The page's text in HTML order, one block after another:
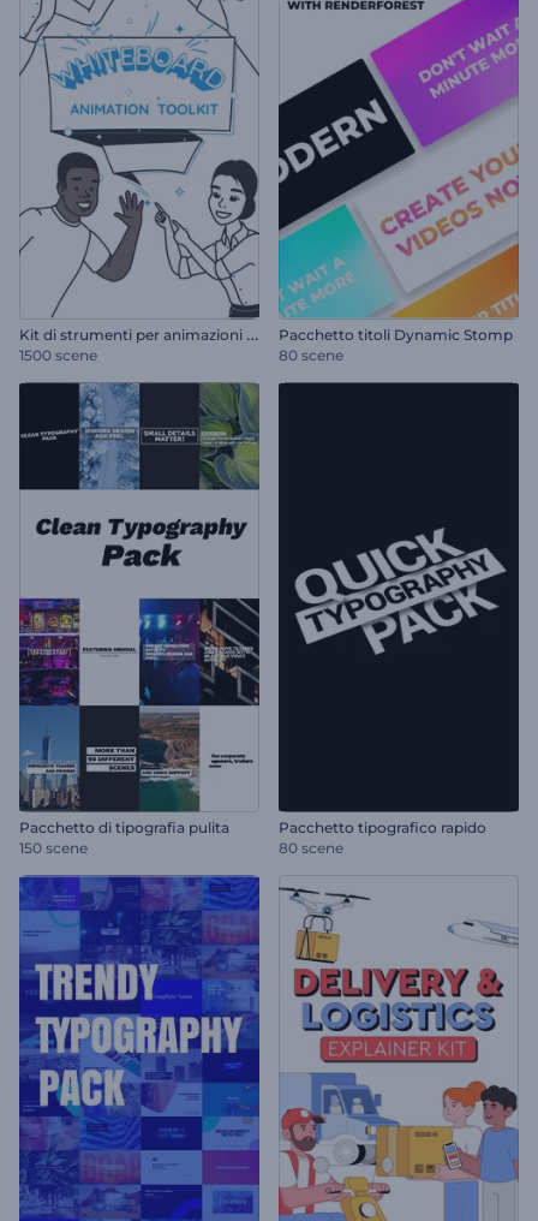
K
it di strumenti per animazioni su lavagna bianca
1500 scene
Pacchetto titoli Dynamic Stomp
80 scene
Pacchetto di tipografia pulita
150 scene
Pacchetto tipografico rapido
80 scene